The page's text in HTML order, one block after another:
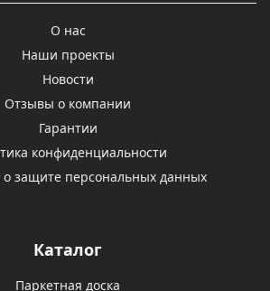
О нас
Наши проекты
Новости
Отзывы о компании
Гарантии
конфиденциальности
защите персональных данных
Каталог
Паркетная доска